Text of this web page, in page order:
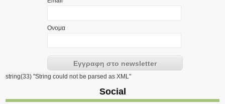
Ονομα
string(33) "String could not be parsed as XML"
Social